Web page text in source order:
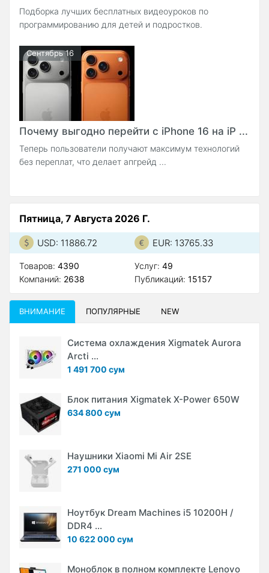
Подборка лучших бесплатных видеоуроков по
программированию для детей и подростков.
Сентябрь 16
Почему выгодно перейти с iPhone 16 на iP ...
Теперь пользователи получают максимум технологий
без переплат, что делает апгрейд ...
Пятница, 7 Августа 2026 Г.
USD: 11886.72 EUR: 13765.33
Товаров: 4390
Компаний: 2638
Услуг: 49
Публикаций: 15157
ВНИМАНИЕ ПОПУЛЯРНЫЕ NEW
Система охлаждения Xigmatek Aurora
Arcti ...
1 491 700 сум
Блок питания Xigmatek X-Power 650W
634 800 сум
Наушники Xiaomi Mi Air 2SE
271 000 сум
Ноутбук Dream Machines i5 10200H /
DDR4 ...
10 622 000 сум
Моноблок в полном комплекте Lenovo